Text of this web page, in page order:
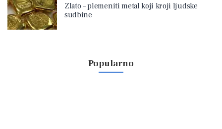
Zlato – plemeniti metal koji kroji ljudske
sudbine
Popularno